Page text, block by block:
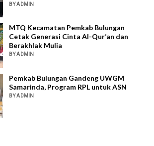
BY ADMIN
MTQ Kecamatan Pemkab Bulungan
Cetak Generasi Cinta Al-Qur’an dan
Berakhlak Mulia
BY ADMIN
Pemkab Bulungan Gandeng UWGM
Samarinda, Program RPL untuk ASN
BY ADMIN